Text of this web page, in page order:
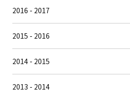
2016 - 2017
2015 - 2016
2014 - 2015
2013 - 2014